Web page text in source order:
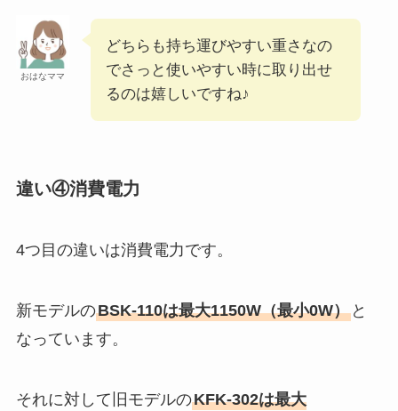
おはなママ
どちらも持ち運びやすい重さなの
でさっと使いやすい時に取り出せ
るのは嬉しいですね♪
違い④消費電力
4つ目の違いは消費電力です。
新モデルのBSK-110は最大1150W（最小0W）と
なっています。
それに対して旧モデルのKFK-302は最大